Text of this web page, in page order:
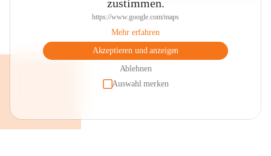
zustimmen.
https://www.google.com/maps
Mehr erfahren
Akzeptieren und anzeigen
Ablehnen
Auswahl merken